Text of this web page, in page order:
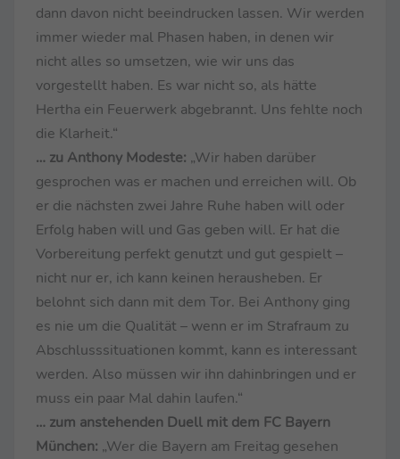
dann davon nicht beeindrucken lassen. Wir werden
immer wieder mal Phasen haben, in denen wir
nicht alles so umsetzen, wie wir uns das
vorgestellt haben. Es war nicht so, als hätte
Hertha ein Feuerwerk abgebrannt. Uns fehlte noch
die Klarheit.“
… zu Anthony Modeste: „Wir haben darüber
gesprochen was er machen und erreichen will. Ob
er die nächsten zwei Jahre Ruhe haben will oder
Erfolg haben will und Gas geben will. Er hat die
Vorbereitung perfekt genutzt und gut gespielt –
nicht nur er, ich kann keinen herausheben. Er
belohnt sich dann mit dem Tor. Bei Anthony ging
es nie um die Qualität – wenn er im Strafraum zu
Abschlusssituationen kommt, kann es interessant
werden. Also müssen wir ihn dahinbringen und er
muss ein paar Mal dahin laufen.“
… zum anstehenden Duell mit dem FC Bayern
München: „Wer die Bayern am Freitag gesehen